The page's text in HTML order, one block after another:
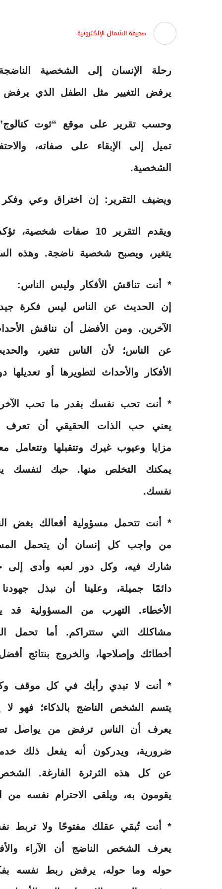
صحيفة الشمال الإلكترونية
رحلة الإنسان إلى الشخصية
يرفض التغيير مثل الطفل الذي يرفض
وحسب تقرير على موقع “ثوت
تميل إلى الإبقاء على صفاته،
الشخصية.
ويضيف التقرير: إن اختراق وعي وفكر
ويقدم التقرير 10
يتغير، ويصبح شخصية ناضجة. وهذه
* أنت تناقش الأفكار وليس الناس:
إن الحديث عن الناس ليس فكرة
الآخرين. ومن الأفضل أن نناقش
عن الناس؛ لأن الناس تتغير،
الأفكار والأحداث لتطويرها أو
* أنت تحب نفسك بقدر ما تحب
يعني حب الذات الحقيقي أن
مزايا وعيوب غيرك وتتقبلها
يمكنك التخلص منها. حبك لنفسك
نفسك.
* أنت تتحمل مسؤولية أفعالك بغض
من واجب كل إنسان أن يتحمل
شارك فيه، وكل دور لعبه وأدى إلى
دائمًا جميلة، وعلينا أن نبذل
الأخطاء. التهرب من المسؤولية
مشاكلك التي ستتراكم. أما تحمل
أخطائك وإصلاحها، والخروج بنتائج
* أنت لا تبدي رأيك في كل موقف
يتسم الشخص الناضج بالذكاء؛
يعرف أن الناس ترفض من يواصل
ضرورية، ويدركون أنه يفعل ذلك
عن كل هذه الثرثرة الفارغة.
يقومون به، ويلقى الاحترام نفسه من
* أنت تُبقي عقلك مفتوحًا ولا تربط
يعرف الشخص الناضج أن الآراء
حوله وما حوله، يرفض ربط نفسه